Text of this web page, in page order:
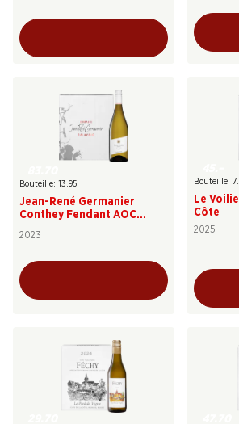
Bouteille: 13.95
Jean-René Germanier
Conthey Fendant AOC
2023
Bouteille:
Le
Côte
2025